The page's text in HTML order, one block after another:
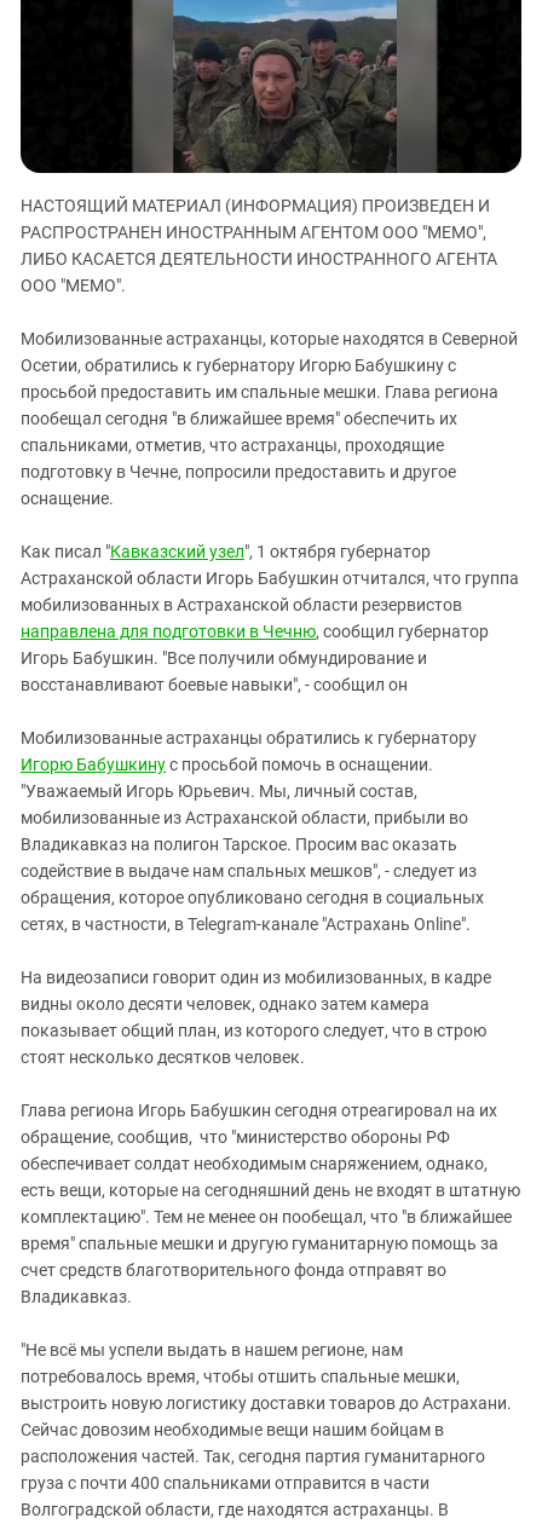
ЗАСТАВЛЯЕТ
КАВКАЗ ЗА ПАЛЕСТИНУ
ИНАКОМЫСЛИЕ В ЧЕЧНЕ
ПРЕСЛЕДОВАНИЕ АКТИВИСТОВ
МОБИЛИЗАЦИЯ И ПРОТЕСТЫ
Кабардино-Балкария
Карачаево-Черкесия
Краснодарский край
Российская Федерация
Северная Осетия - Алания
СКФО
Ставропольский край
Чечня
Южная Осетия
Южный Кавказ
ЮФО
НАСТОЯЩИЙ МАТЕРИАЛ (ИНФОРМАЦИЯ) ПРОИЗВЕДЕН И
РАСПРОСТРАНЕН ИНОСТРАННЫМ АГЕНТОМ ООО "МЕМО",
ЛИБО КАСАЕТСЯ ДЕЯТЕЛЬНОСТИ ИНОСТРАННОГО АГЕНТА
ООО "МЕМО".
Мобилизованные астраханцы, которые находятся в Северной
Осетии, обратились к губернатору Игорю Бабушкину с
просьбой предоставить им спальные мешки. Глава региона
пообещал сегодня "в ближайшее время" обеспечить их
спальниками, отметив, что астраханцы, проходящие
подготовку в Чечне, попросили предоставить и другое
оснащение.
Как писал "Кавказский узел", 1 октября губернатор
Астраханской области Игорь Бабушкин отчитался, что группа
мобилизованных в Астраханской области резервистов
направлена для подготовки в Чечню, сообщил губернатор
Игорь Бабушкин. "Все получили обмундирование и
восстанавливают боевые навыки", - сообщил он
Мобилизованные астраханцы обратились к губернатору
Игорю Бабушкинус просьбой помочь в оснащении.
"Уважаемый Игорь Юрьевич. Мы, личный состав,
мобилизованные из Астраханской области, прибыли во
Владикавказ на полигон Тарское. Просим вас оказать
содействие в выдаче нам спальных мешков", - следует из
обращения, которое опубликовано сегодня в социальных
сетях, в частности, в Telegram-канале "Астрахань Online".
На видеозаписи говорит один из мобилизованных, в кадре
видны около десяти человек, однако затем камера
показывает общий план, из которого следует, что в строю
стоят несколько десятков человек.
Глава региона Игорь Бабушкин сегодня отреагировал на их
обращение, сообщив, что "министерство обороны РФ
обеспечивает солдат необходимым снаряжением, однако,
есть вещи, которые на сегодняшний день не входят в штатную
комплектацию". Тем не менее он пообещал, что "в ближайшее
время" спальные мешки и другую гуманитарную помощь за
счетсредствблаготворительногофонда отправят во
Владикавказ.
"Не всё мы успели выдать в нашем регионе, нам
потребовалось время, чтобы отшить спальные мешки,
выстроить новую логистику доставки товаров до Астрахани.
Сейчас довозим необходимые вещи нашим бойцам в
расположения частей. Так, сегодня партия гуманитарного
груза с почти 400 спальниками отправится в части
Волгоградской области, где находятся астраханцы. В